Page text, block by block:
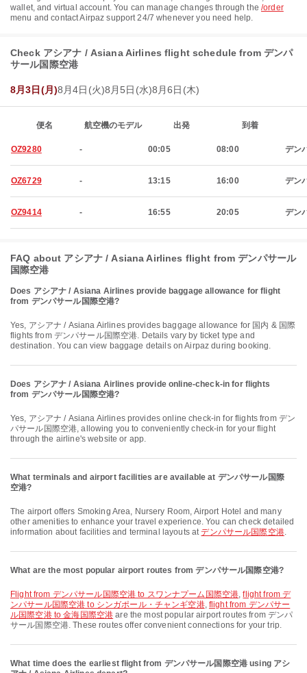
wallet, and virtual account. You can manage changes through the /order
menu and contact Airpaz support 24/7 whenever you need help.
Check アシアナ / Asiana Airlines flight schedule from デンパ
サール国際空港
8月3日(月)8月4日(火)8月5日(水)8月6日(木)
便名 航空機のモデル 出発 到着
OZ9280 - 00:05 08:00 デン
OZ6729 - 13:15 16:00 デン
OZ9414 - 16:55 20:05 デン
FAQ about アシアナ / Asiana Airlines flight from デンパサール
国際空港
Does アシアナ / Asiana Airlines provide baggage allowance for flight
from デンパサール国際空港?
Yes, アシアナ / Asiana Airlines provides baggage allowance for 国内 & 国際
flights from デンパサール国際空港. Details vary by ticket type and
destination. You can view baggage details on Airpaz during booking.
Does アシアナ / Asiana Airlines provide online-check-in for flights
from デンパサール国際空港?
Yes, アシアナ / Asiana Airlines provides online check-in for flights from デン
パサール国際空港, allowing you to conveniently check-in for your flight
through the airline's website or app.
What terminals and airport facilities are available at デンパサール国際
空港?
The airport offers Smoking Area, Nursery Room, Airport Hotel and many
other amenities to enhance your travel experience. You can check detailed
information about facilities and terminal layouts atデンパサール国際空港.
What are the most popular airport routes from デンパサール国際空港?
flight from デンパサール国際空港 to スワンナプーム国際空港,flight from デ
ンパサール国際空港 to シンガポール・チャンギ空港, flight from デンパサー
ル国際空港 to 金海国際空港 are the most popular airport routes from デンパ
サール国際空港. These routes offer convenient connections for your trip.
What time does the earliest flight from デンパサール国際空港 using アシ